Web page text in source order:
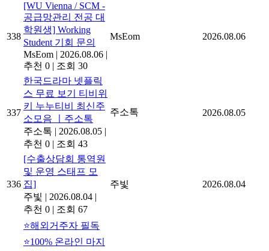
338
[WU Vienna / SCM -
공급망관리 전공 대
학원생] Working
Student 기회 문의
MsEom | 2026.08.06 |
추천 0 | 조회 30
MsEom 2026.08.06
337
한국드라마 넷플릭
스 무료 보기 티비위
키 누누티비 최신주
소모음 ㅣ주소톡
주소톡 | 2026.08.05 |
추천 0 | 조회 43
주소톡 2026.08.05
336
[수출상담회 통역원
및 운영 스태프 모
집]
주빛 | 2026.08.04 |
추천 0 | 조회 67
주빛 2026.08.04
⭐해외거주자 필독
⭐100% 온라인 마지